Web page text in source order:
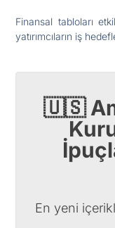
Finansal tabloları
yatırımcıların iş
🇺🇸
En yeni